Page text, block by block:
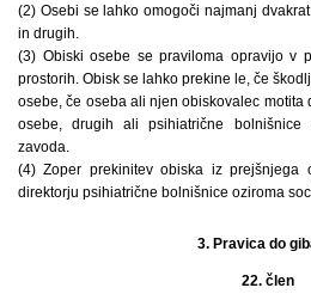
(2) Osebi se lahko omogoči najmanj
in drugih.
(3) Obiski osebe se praviloma opravijo v
prostorih. Obisk se lahko prekine le, če
osebe, če oseba ali njen obiskovalec motita
osebe, drugih ali psihiatrične bolnišnice
zavoda.
(4) Zoper prekinitev obiska iz prejšnjega
direktorju psihiatrične bolnišnice oziroma
3. Pravica do
22. člen